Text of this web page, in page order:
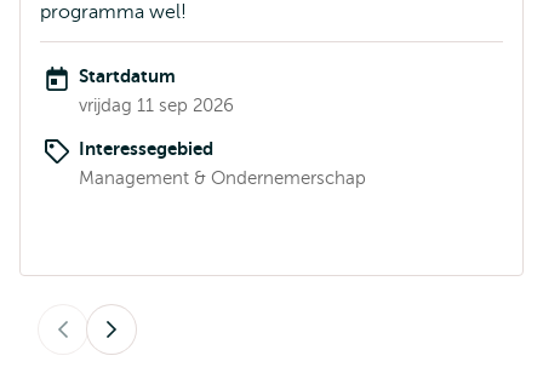
programma wel!
Startdatum
vrijdag 11 sep 2026
Interessegebied
Management & Ondernemerschap
Volgende